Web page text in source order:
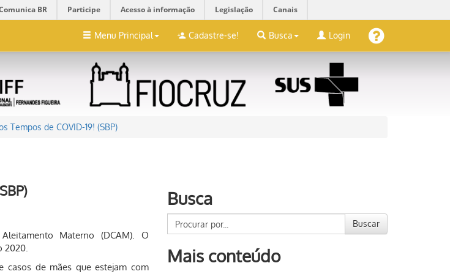
BR Participe Acesso à informação Legislação Canais
Menu Principal Cadastre-se! Busca Login
Tempos de COVID-19! (SBP)
Materno (DCAM). O
2020.
casos de mães que estejam com
Busca
Buscar
Mais conteúdo